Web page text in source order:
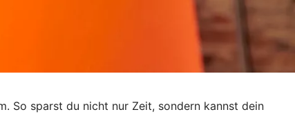
So sparst du nicht nur Zeit, sondern kannst dein